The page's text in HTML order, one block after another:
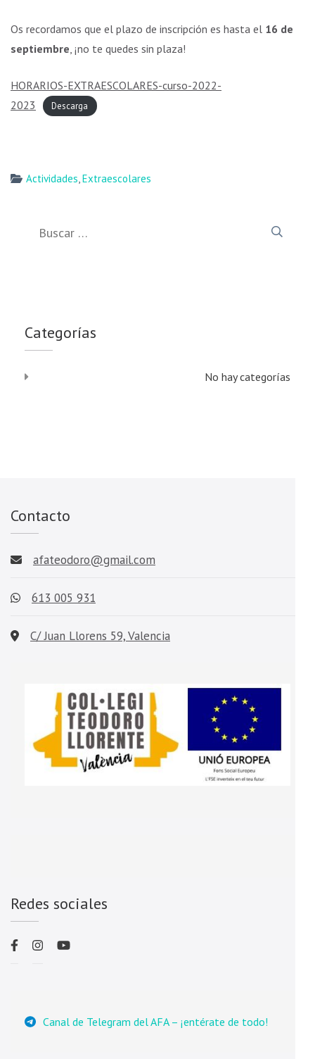
Os recordamos que el plazo de inscripción es hasta el 16 de
septiembre, ¡no te quedes sin plaza!
HORARIOS-EXTRAESCOLARES-curso-2022-
2023
Descarga
Actividades,Extraescolares
Categorías
No hay categorías
Contacto
afateodoro@gmail.com
613 005 931
C/ Juan Llorens 59, Valencia
Redes sociales
Canal de Telegram del AFA – ¡entérate de todo!